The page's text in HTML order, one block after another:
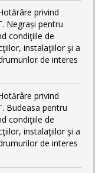
privind
Negrași pentru
condiţiile de
instalaţiilor şi a
de interes
privind
Budeasa pentru
condiţiile de
instalaţiilor şi a
de interes